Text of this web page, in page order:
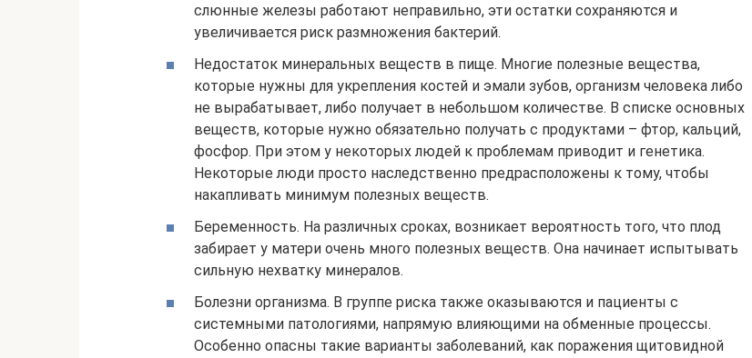
слюнные железы работают неправильно, эти остатки сохраняются и
увеличивается риск размножения бактерий.
Недостаток минеральных веществ в пище. Многие полезные вещества,
которые нужны для укрепления костей и эмали зубов, организм человека либо
не вырабатывает, либо получает в небольшом количестве. В списке основных
веществ, которые нужно обязательно получать с продуктами – фтор, кальций,
фосфор. При этом у некоторых людей к проблемам приводит и генетика.
Некоторые люди просто наследственно предрасположены к тому, чтобы
накапливать минимум полезных веществ.
Беременность. На различных сроках, возникает вероятность того, что плод
забирает у матери очень много полезных веществ. Она начинает испытывать
сильную нехватку минералов.
Болезни организма. В группе риска также оказываются и пациенты с
системными патологиями, напрямую влияющими на обменные процессы.
Особенно опасны такие варианты заболеваний, как поражения щитовидной